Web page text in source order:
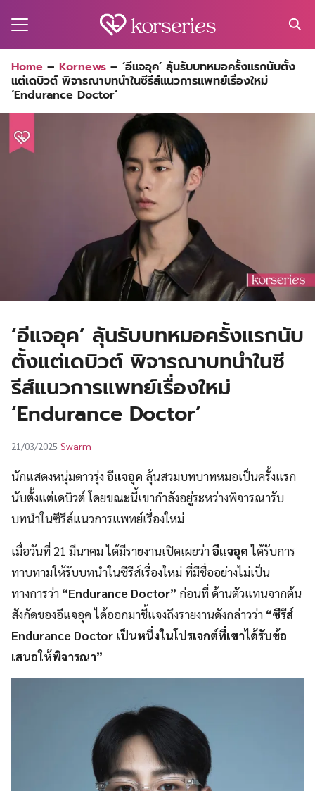
for:
Home – Kornews – ‘อีแจอุค’ ลุ้นรับบทหมอครั้งแรกนับตั้ง
แต่เดบิวต์ พิจารณาบทนำในซีรีส์แนวการแพทย์เรื่องใหม่
‘Endurance Doctor’
‘อีแจอุค’ ลุ้นรับบทหมอครั้งแรกนับ
ตั้งแต่เดบิวต์ พิจารณาบทนำในซี
รีส์แนวการแพทย์เรื่องใหม่
‘Endurance Doctor’
21/03/2025 Swarm
นักแสดงหนุ่มดาวรุ่งอีแจอุค ลุ้นสวมบทบาทหมอเป็นครั้งแรก
นับตั้งแต่เดบิวต์ โดยขณะนี้เขากำลังอยู่ระหว่างพิจารณารับ
บทนำในซีรีส์แนวการแพทย์เรื่องใหม่
เมื่อวันที่ 21 มีนาคม ได้มีรายงานเปิดเผยว่าอีแจอุคได้รับการ
ทาบทามให้รับบทนำในซีรีส์เรื่องใหม่ ที่มีชื่ออย่างไม่เป็น
ทางการว่า “Endurance Doctor” ก่อนที่ ด้านตัวแทนจากต้น
สังกัดของอีแจอุค ได้ออกมาชี้แจงถึงรายงานดังกล่าวว่า “ซีรีส์
Endurance Doctor เป็นหนึ่งในโปรเจกต์ที่เขาได้รับข้อ
เสนอให้พิจารณา”